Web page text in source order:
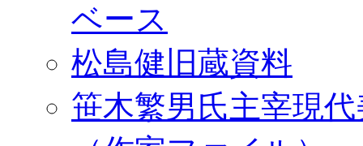
ベース
松島健旧蔵資料
笹木繁男氏主宰現